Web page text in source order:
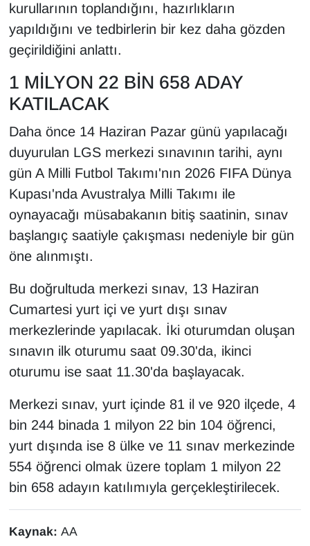
kurullarının toplandığını, hazırlıkların
yapıldığını ve tedbirlerin bir kez daha gözden
geçirildiğini anlattı.
1 MİLYON 22 BİN 658 ADAY
KATILACAK
Daha önce 14 Haziran Pazar günü yapılacağı
duyurulan LGS merkezi sınavının tarihi, aynı
gün A Milli Futbol Takımı'nın 2026 FIFA Dünya
Kupası'nda Avustralya Milli Takımı ile
oynayacağı müsabakanın bitiş saatinin, sınav
başlangıç saatiyle çakışması nedeniyle bir gün
öne alınmıştı.
Bu doğrultuda merkezi sınav, 13 Haziran
Cumartesi yurt içi ve yurt dışı sınav
merkezlerinde yapılacak. İki oturumdan oluşan
sınavın ilk oturumu saat 09.30'da, ikinci
oturumu ise saat 11.30'da başlayacak.
Merkezi sınav, yurt içinde 81 il ve 920 ilçede, 4
bin 244 binada 1 milyon 22 bin 104 öğrenci,
yurt dışında ise 8 ülke ve 11 sınav merkezinde
554 öğrenci olmak üzere toplam 1 milyon 22
bin 658 adayın katılımıyla gerçekleştirilecek.
Kaynak: AA